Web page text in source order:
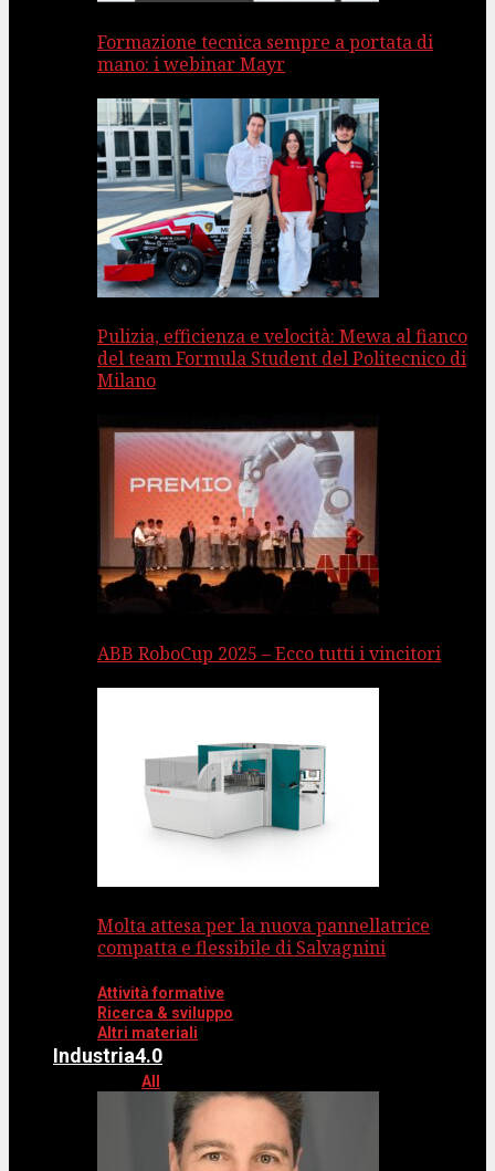
Formazione tecnica sempre a portata di
mano: i webinar Mayr
Pulizia, efficienza e velocità: Mewa al fianco
del team Formula Student del Politecnico di
Milano
ABB RoboCup 2025 – Ecco tutti i vincitori
Molta attesa per la nuova pannellatrice
compatta e flessibile di Salvagnini
Attività formative
Ricerca & sviluppo
Altri materiali
Industria4.0
All